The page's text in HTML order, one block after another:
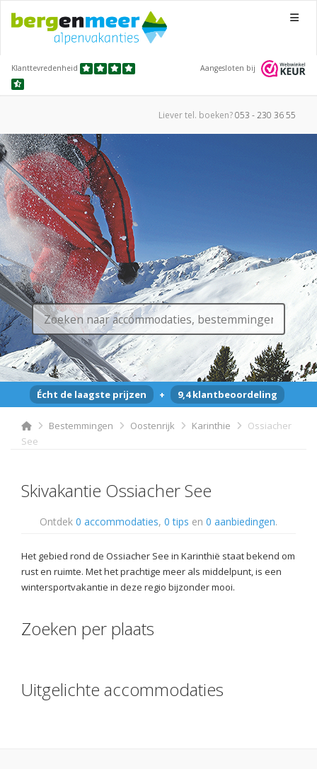
Menu
Klanttevredenheid Aangesloten bij
Liever tel. boeken?053 - 230 36 55
Écht de laagste prijzen + 9,4 klantbeoordeling
Bestemmingen Oostenrijk Karinthie
Ossiacher
See
Skivakantie Ossiacher See
Ontdek 0 accommodaties, 0 tips en 0 aanbiedingen.
Het gebied rond de Ossiacher See in Karinthië staat bekend om
rust en ruimte. Met het prachtige meer als middelpunt, is een
wintersportvakantie in deze regio bijzonder mooi.
Zoeken per plaats
Uitgelichte accommodaties